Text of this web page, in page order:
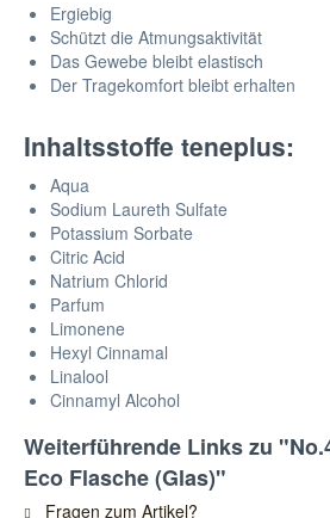
Ergiebig
Schützt die Atmungsaktivität
Das Gewebe bleibt elastisch
Der Tragekomfort bleibt erhalten
Inhaltsstoffe teneplus:
Aqua
Sodium Laureth Sulfate
Potassium Sorbate
Citric Acid
Natrium Chlorid
Parfum
Limonene
Hexyl Cinnamal
Linalool
Cinnamyl Alcohol
Weiterführende Links zu
Eco Flasche (Glas)"
Fragen zum Artikel?